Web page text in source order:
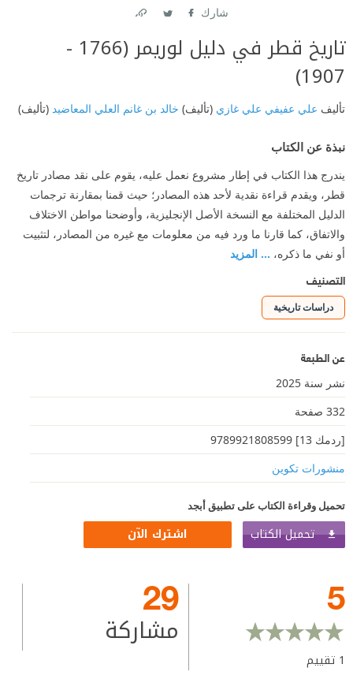
شارك
تاريخ قطر في دليل لوريمر (1766 -
1907)
تأليف علي عفيفي علي غازي (تأليف) خالد بن غانم العلي المعاضيد (تأليف)
نبذة عن الكتاب
يندرج هذا الكتاب في إطار مشروع نعمل عليه، يقوم على نقد مصادر تاريخ
قطر، ويقدم قراءة نقدية لأحد هذه المصادر؛ حيث قمنا بمقارنة ترجمات
الدليل المختلفة مع النسخة الأصل الإنجليزية، وأوضحنا مواطن الاختلاف
والاتفاق، كما قارنا ما ورد فيه من معلومات مع غيره من المصادر، لتثبيت
أو نفي ما ذكره، ... المزيد
التصنيف
دراسات تاريخية
عن الطبعة
نشر سنة 2025
332 صفحة
[ردمك 13] 9789921808599
منشورات تكوين
تحميل وقراءة الكتاب على تطبيق أبجد
تحميل الكتاب اشترك الآن
5
1 تقييم
29
مشاركة